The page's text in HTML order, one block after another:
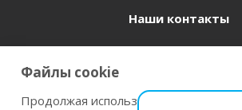
Наши контакты
8 800 77-00-962
Файлы cookie
Продолжая использовать наш сайт